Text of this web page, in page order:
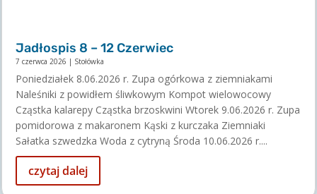
Jadłospis 8 – 12 Czerwiec
7 czerwca 2026 | Stołówka
Poniedziałek 8.06.2026 r. Zupa ogórkowa z ziemniakami
Naleśniki z powidłem śliwkowym Kompot wielowocowy
Cząstka kalarepy Cząstka brzoskwini Wtorek 9.06.2026 r. Zupa
pomidorowa z makaronem Kąski z kurczaka Ziemniaki
Sałatka szwedzka Woda z cytryną Środa 10.06.2026 r....
czytaj dalej